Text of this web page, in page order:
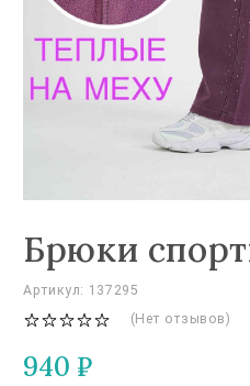
Брюки
Артикул: 137295
(Нет отзывов)
940 ₽